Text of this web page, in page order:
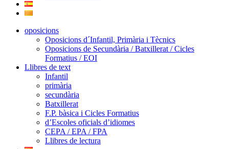
oposicions
Oposicions d´Infantil, Primària i Tècnics
Oposicions de Secundària / Batxillerat / Cicles
Formatius / EOI
Llibres de text
Infantil
primària
secundària
Batxillerat
F.P. bàsica i Cicles Formatius
d’Escoles oficials d’idiomes
CEPA / EPA / FPA
Llibres de lectura